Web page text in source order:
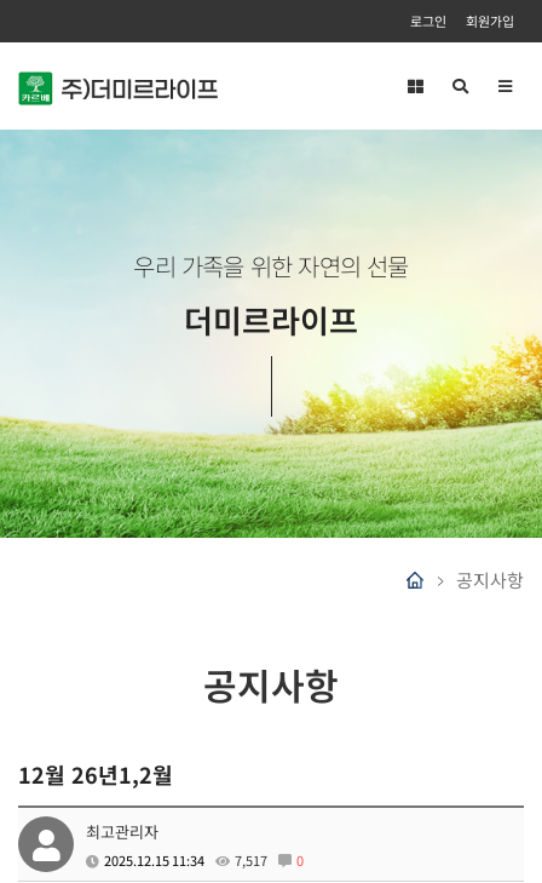
로그인 회원가입
우리 가족을 위한 자연의 선물
더미르라이프
공지사항
공지사항
12월 26년1,2월
최고관리자
2025.12.15 11:34 7,517 0